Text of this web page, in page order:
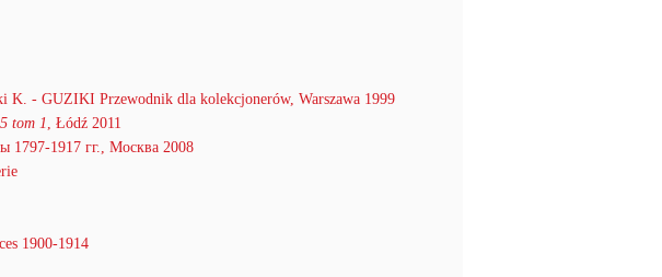
K. - GUZIKI Przewodnik dla kolekcjonerów, Warszawa 1999
tom 1, Łódź 2011
1917 гг., Mocква 2008
1900-1914